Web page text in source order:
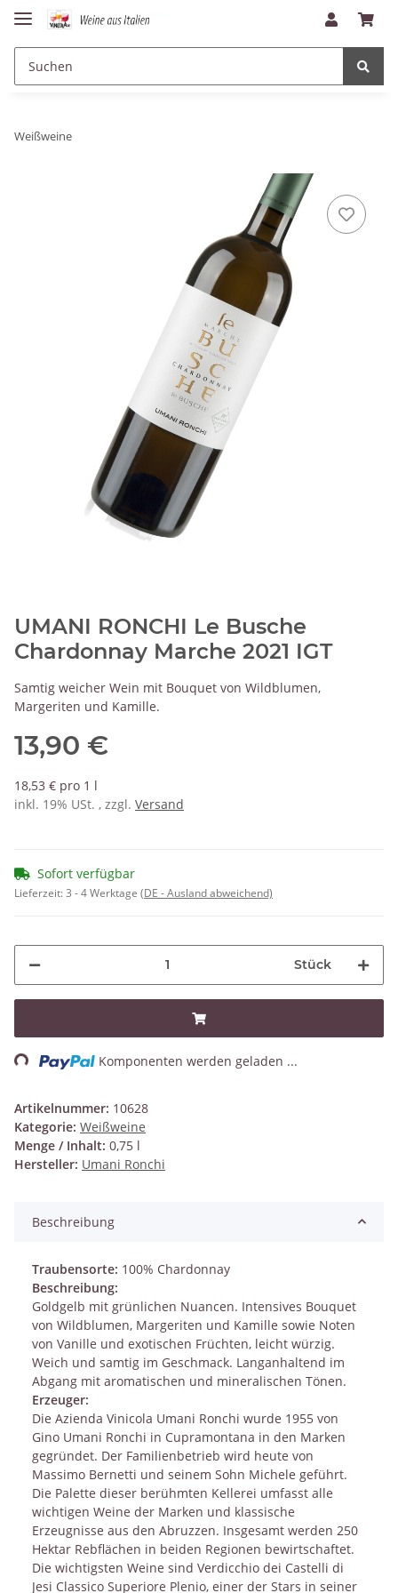
Weißweine
UMANI RONCHI Le Busche
Chardonnay Marche 2021 IGT
Samtig weicher Wein mit Bouquet von Wildblumen,
Margeriten und Kamille.
13,90 €
18,53 € pro 1 l
inkl. 19% USt. , zzgl. Versand
Sofort verfügbar
Lieferzeit:3 - 4 Werktage (DE - Ausland abweichend)
Stück
Komponenten werden geladen ...
Artikelnummer: 10628
Kategorie: Weißweine
Menge / Inhalt: 0,75 l
Hersteller: Umani Ronchi
Beschreibung
Traubensorte: 100% Chardonnay
Beschreibung:
Goldgelb mit grünlichen Nuancen. Intensives Bouquet
von Wildblumen, Margeriten und Kamille sowie Noten
von Vanille und exotischen Früchten, leicht würzig.
Weich und samtig im Geschmack. Langanhaltend im
Abgang mit aromatischen und mineralischen Tönen.
Erzeuger:
Die Azienda Vinicola Umani Ronchi wurde 1955 von
Gino Umani Ronchi in Cupramontana in den Marken
gegründet. Der Familienbetrieb wird heute von
Massimo Bernetti und seinem Sohn Michele geführt.
Die Palette dieser berühmten Kellerei umfasst alle
wichtigen Weine der Marken und klassische
Erzeugnisse aus den Abruzzen. Insgesamt werden 250
Hektar Rebflächen in beiden Regionen bewirtschaftet.
Die wichtigsten Weine sind Verdicchio dei Castelli di
Jesi Classico Superiore Plenio, einer der Stars in seiner